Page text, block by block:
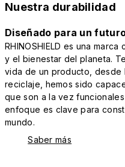
Nuestra durabilidad
Diseñado para un
RHINOSHIELD es una
y el bienestar del planeta.
vida de un producto, desde
reciclaje, hemos sido
que son a la vez
enfoque es clave para
mundo.
Saber más